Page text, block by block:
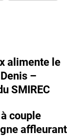
alimente le
–
SMIREC
couple
affleurant